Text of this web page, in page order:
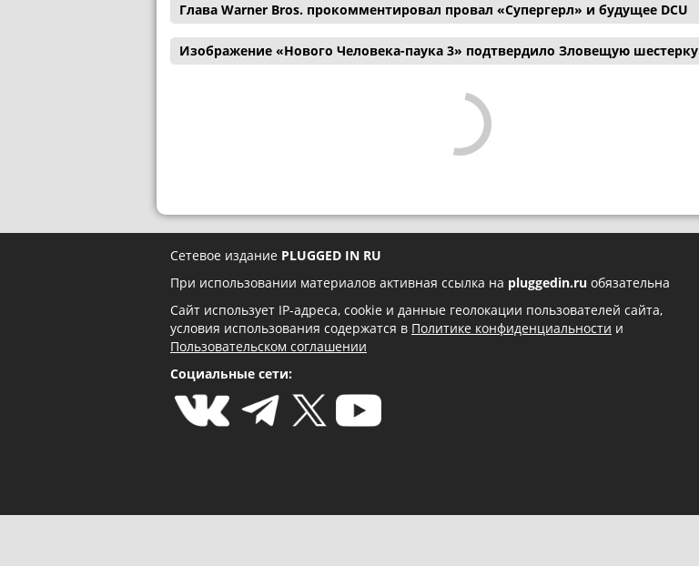
Глава Warner Bros. прокомментировал провал «Супергерл» и будущее DCU
Изображение «Нового Человека-паука 3» подтвердило Зловещую шестерку
Сетевое издание PLUGGED IN RU
При использовании материалов активная ссылка на pluggedin.ru обязательна
Сайт использует IP-адреса, cookie и данные геолокации пользователей сайта,
условия использования содержатся в Политике конфиденциальности и
Пользовательском соглашении
Социальные сети: